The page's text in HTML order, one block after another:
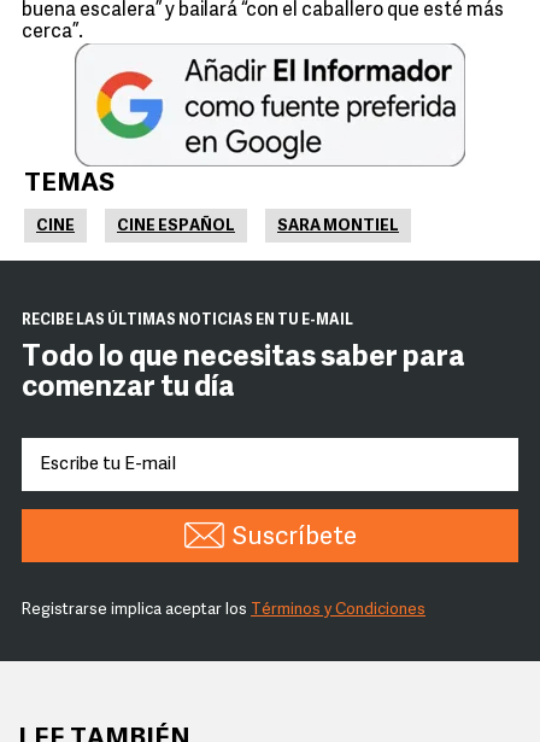
buena escalera” y bailará “con el caballero que esté más
cerca”.
TEMAS
CINE CINE ESPAÑOL SARA MONTIEL
RECIBE LAS ÚLTIMAS NOTICIAS EN TU E-MAIL
Todo lo que necesitas saber para
comenzar tu día
Suscríbete
Registrarse implica aceptar los Términos y Condiciones